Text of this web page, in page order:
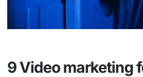
9 Video marketing